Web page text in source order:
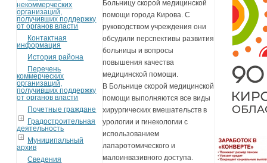
некоммерческих
организаций,
получивших поддержку
от органов власти
Контактная
информация
История района
Перечень
коммерческих
организаций,
получивших поддержку
от органов власти
Почетные граждане
Градостроительная
деятельность
Муниципальный
архив
Сведения
Больницу скорой медицинской
помощи города Кирова. С
руководством учреждения они
обсудили перспективы развития
больницы и вопросы
повышения качества
медицинской помощи.
В Больнице скорой медицинской
помощи выполняются все виды
хирургических вмешательств в
урологии и гинекологии с
использованием
лапаротомического и
малоинвазивного доступа.